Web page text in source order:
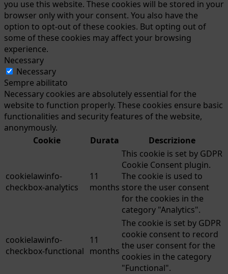
you use this website. These cookies will be stored in your
browser only with your consent. You also have the
option to opt-out of these cookies. But opting out of
some of these cookies may affect your browsing
experience.
Necessary
Necessary
Sempre abilitato
Necessary cookies are absolutely essential for the
website to function properly. These cookies ensure basic
functionalities and security features of the website,
anonymously.
Cookie
Durata Descrizione
cookielawinfo-
checkbox-analytics
11
months
This cookie is set by GDPR
Cookie Consent plugin.
The cookie is used to
store the user consent
for the cookies in the
category "Analytics".
cookielawinfo-
checkbox-functional
11
months
The cookie is set by GDPR
cookie consent to record
the user consent for the
cookies in the category
"Functional".